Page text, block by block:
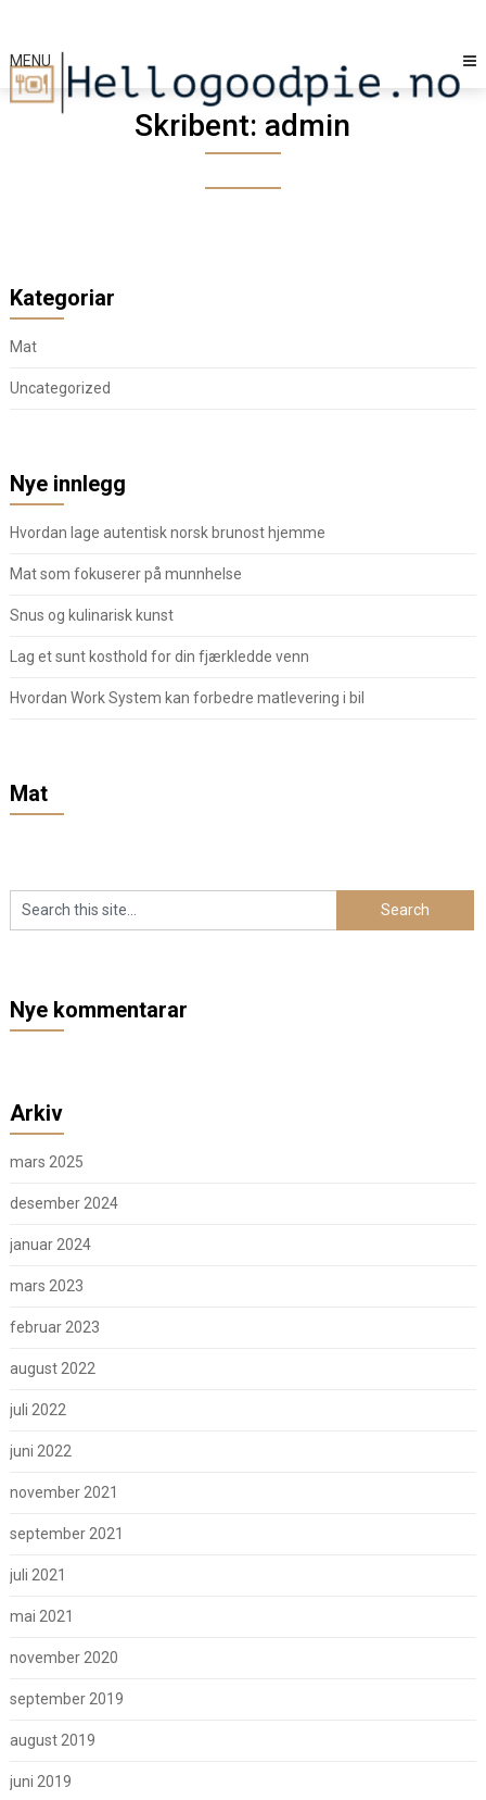
content
MENU
Skribent: admin
Kategoriar
Mat
Uncategorized
Nye innlegg
Hvordan lage autentisk norsk brunost hjemme
Mat som fokuserer på munnhelse
Snus og kulinarisk kunst
Lag et sunt kosthold for din fjærkledde venn
Hvordan Work System kan forbedre matlevering i bil
Mat
Nye kommentarar
Arkiv
mars 2025
desember 2024
januar 2024
mars 2023
februar 2023
august 2022
juli 2022
juni 2022
november 2021
september 2021
juli 2021
mai 2021
november 2020
september 2019
august 2019
juni 2019